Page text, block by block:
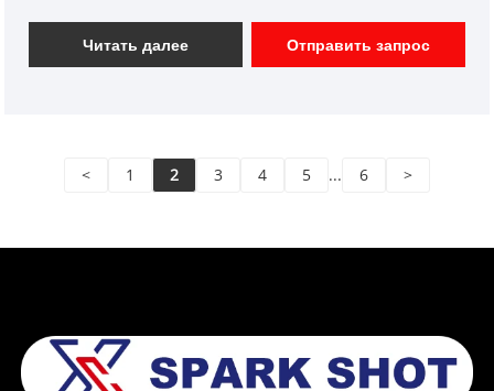
углеродного волокна, ракеток для сквоша из
углеродного волокна, теннисных ракеток из
Читать далее Отправить запрос
< 1 2 3 4 5 ... 6 >